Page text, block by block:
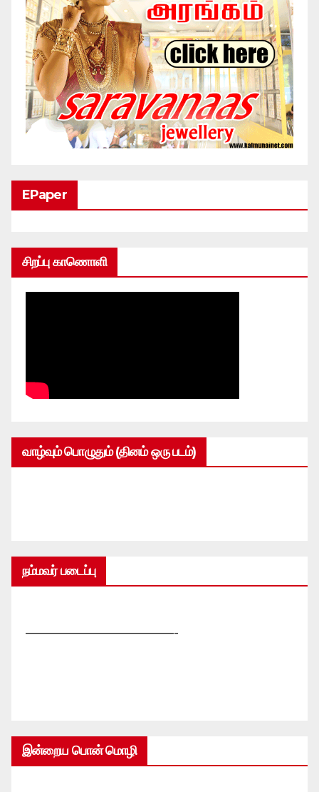
EPaper
சிறப்பு காணொளி
வாழ்வும் பொழுதும் (தினம் ஒரு படம்)
நம்மவர் படைப்பு
—————————————-
இன்றைய பொன் மொழி